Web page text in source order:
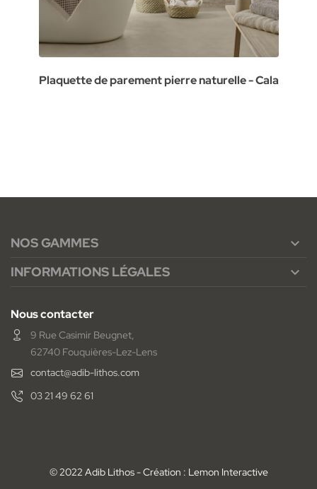
Plaquette de parement pierre naturelle - Cala
NOS GAMMES 
INFORMATIONS LÉGALES 
Nous contacter
9 Rue Casimir Beugnet,
62740 Fouquières-Lez-Lens
contact@adib-lithos.com
03 21 49 62 61
© 2022 Adib Lithos - Création : Lemon Interactive